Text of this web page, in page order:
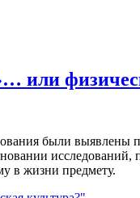
или
были
в жизни предмету.